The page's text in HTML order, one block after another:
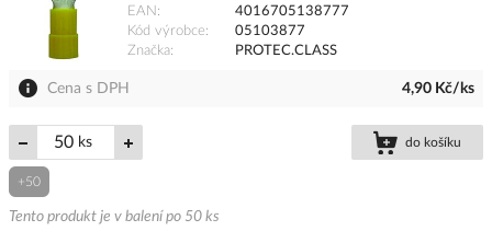
EAN
4016705138777
Kód výrobce
05103877
Značka
PROTEC.CLASS
Cena s DPH 4,90 Kč/ks
ks do košíku
+50
Tento produkt je v balení po 50 ks